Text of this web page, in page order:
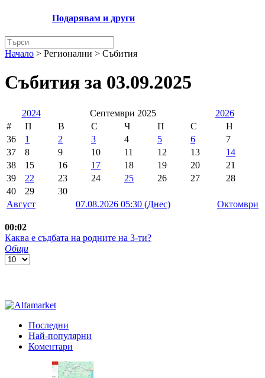
Подарявам и други
Начало > Регионални > Събития
Събития за 03.09.2025
2024 Септември 2025
2026
#
П В С Ч П С
Н
36
1 2 3 4 5 6
7
37
8 9 10 11 12 13
14
38
15 16 17 18 19 20
21
39
22 23 24 25 26 27
28
40
29
30
Август
07.08.2026 05:30 (Днес) Октомври
00:02
Каква е съдбата на родните на 3-ти?
Общи
Последни
Най-популярни
Коментари